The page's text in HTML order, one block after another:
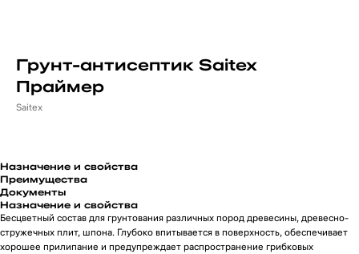
Грунт-антисептик Saitex
Праймер
Saitex
Назначение и свойства
Преимущества
Документы
Назначение и свойства
Бесцветный состав для грунтования различных пород древесины, древесно-
стружечных плит, шпона. Глубоко впитывается в поверхность, обеспечивает
хорошее прилипание и предупреждает распространение грибковых